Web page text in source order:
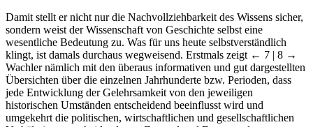
Damit stellt er nicht nur die Nachvollziehbarkeit des Wissens sicher,
sondern weist der Wissenschaft von Geschichte selbst eine
wesentliche Bedeutung zu. Was für uns heute selbstverständlich
klingt, ist damals durchaus wegweisend. Erstmals zeigt ← 7 | 8 →
Wachler nämlich mit den überaus informativen und gut dargestellten
Übersichten über die einzelnen Jahrhunderte bzw. Perioden, dass
jede Entwicklung der Gelehrsamkeit von den jeweiligen
historischen Umständen entscheidend beeinflusst wird und
umgekehrt die politischen, wirtschaftlichen und gesellschaftlichen